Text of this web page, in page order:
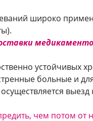
широко
устойчивых
больные и
выезд
чем потом от